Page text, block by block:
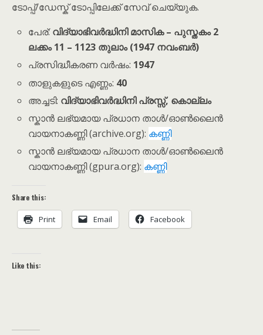
ടോപ്പ്/ഡേസ്ക് ടോപ്പിലേക്ക് സേവ് ചെയ്യുക.
പേര്:വിദ്യാഭിവർദ്ധിനി മാസിക – പുസ്തകം 2
ലക്കം 11 – 1123 തുലാം (1947 നവംബർ)
പ്രസിദ്ധീകരണ വർഷം: 1947
താളുകളുടെ എണ്ണം: 40
അച്ചടി: വിദ്യാഭിവർദ്ധിനി പ്രസ്സ്, കൊല്ലം
സ്കാൻ ലഭ്യമായ പ്രധാന താൾ/ഓൺലൈൻ
വായനാകണ്ണി (archive.org): കണ്ണി
സ്കാൻ ലഭ്യമായ പ്രധാന താൾ/ഓൺലൈൻ
വായനാകണ്ണി (gpura.org): കണ്ണി
Share this:
Print Email Facebook
Like this: